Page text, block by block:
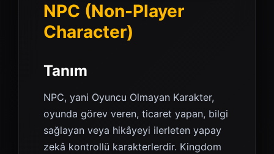
NPC (Non-Player
Character)
Tanım
NPC, yani Oyuncu Olmayan Karakter,
oyunda görev veren, ticaret yapan, bilgi
sağlayan veya hikâyeyi ilerleten yapay
zekâ kontrollü karakterlerdir. Kingdom